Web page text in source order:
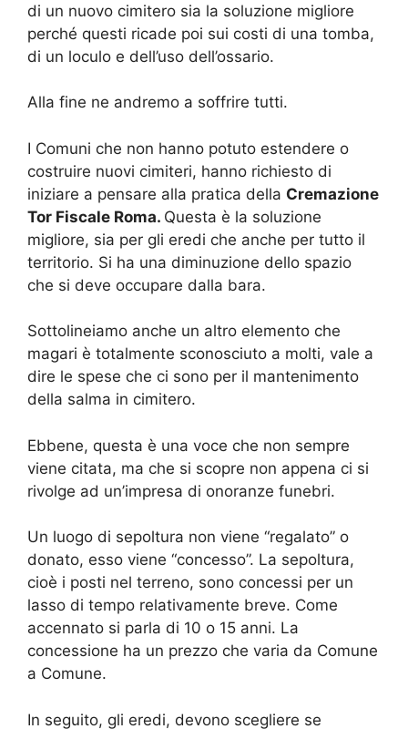
di un nuovo cimitero sia la soluzione migliore
perché questi ricade poi sui costi di una tomba,
di un loculo e dell’uso dell’ossario.
Alla fine ne andremo a soffrire tutti.
I Comuni che non hanno potuto estendere o
costruire nuovi cimiteri, hanno richiesto di
iniziare a pensare alla pratica della Cremazione
Tor Fiscale Roma. Questa è la soluzione
migliore, sia per gli eredi che anche per tutto il
territorio. Si ha una diminuzione dello spazio
che si deve occupare dalla bara.
Sottolineiamo anche un altro elemento che
magari è totalmente sconosciuto a molti, vale a
dire le spese che ci sono per il mantenimento
della salma in cimitero.
Ebbene, questa è una voce che non sempre
viene citata, ma che si scopre non appena ci si
rivolge ad un’impresa di onoranze funebri.
Un luogo di sepoltura non viene “regalato” o
donato, esso viene “concesso”. La sepoltura,
cioè i posti nel terreno, sono concessi per un
lasso di tempo relativamente breve. Come
accennato si parla di 10 o 15 anni. La
concessione ha un prezzo che varia da Comune
a Comune.
In seguito, gli eredi, devono scegliere se